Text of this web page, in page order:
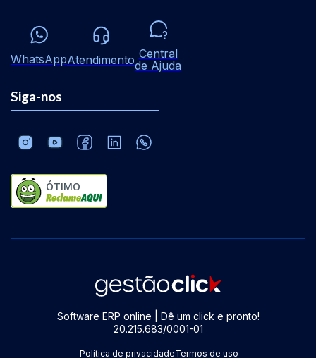
WhatsAppAtendimento Central
de Ajuda
Siga-nos
ÓTIMO
Software ERP online | Dê um click e pronto!
20.215.683/0001-01
Política de privacidadeTermos de uso